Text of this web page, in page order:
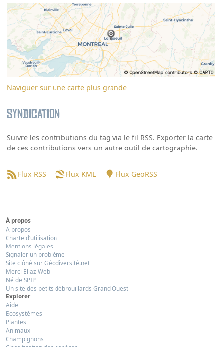
Naviguer sur une carte plus grande
Syndication
Suivre les contributions du tag via le fil RSS. Exporter la carte
de ces contributions vers un autre outil de cartographie.
Flux RSS Flux KML Flux GeoRSS
À propos
A propos
Charte d’utilisation
Mentions légales
Signaler un problème
Site clôné sur Géodiversité.net
Merci Eliaz Web
Né de SPIP
Un site des petits débrouillards Grand Ouest
Explorer
Aide
Ecosystèmes
Plantes
Animaux
Champignons